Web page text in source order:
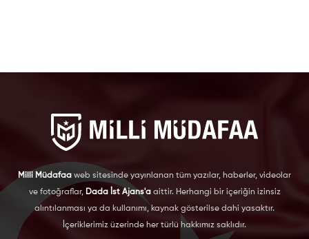
Milli Müdafaa web sitesinde yayınlanan tüm yazılar, haberler, videolar
ve fotoğraflar, Dada İst Ajans'aaittir. Herhangi bir içeriğin izinsiz
alıntılanması ya da kullanımı, kaynak gösterilse dahi yasaktır.
İçeriklerimiz üzerinde her türlü hakkımız saklıdır.